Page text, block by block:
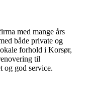
med mange års
både private og
forhold i Korsør,
til
og god service.